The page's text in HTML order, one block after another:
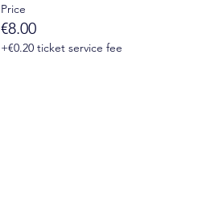
Price
€8.00
+€0.20 ticket service fee